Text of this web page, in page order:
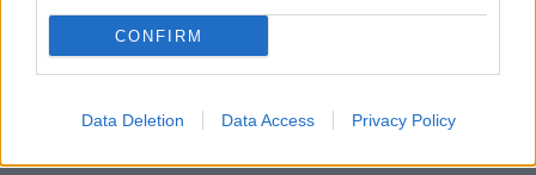
CONFIRM
Data Deletion Data Access Privacy Policy